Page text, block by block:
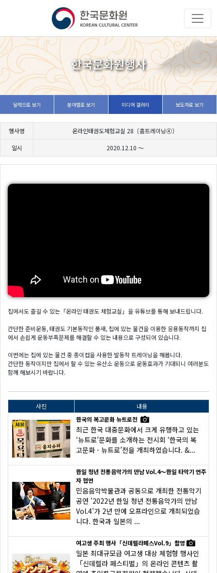
한국문화원행사
달력으로 보기 분야별로 보기 미디어 갤러리 보도자료 보기
행사명 온라인태권도체험교실 28〔홈트레이닝④〕
일시 2020.12.10 ～
집에서도 즐길 수 있는「온라인 태권도 체험교실」을 유튜브를 통해 보내드립니다.
간단한 준비운동, 태권도 기본동작인 품새, 집에 있는 물건을 이용한 응용동작까지 집
에서 손쉽게 운동부족문제를 해결할 수 있는 내용으로 구성되어 있습니다.
이번에는 집에 있는 물건 중 종이컵을 사용한 발동작 트레이닝을 해봅니다.
간단한 동작이지만 집에서 할 수 있는 유산소 운동으로 운동효과가 기대되니 여러분도
함께 해보시기 바랍니다.
사진
내용
한국의 복고문화 뉴트로전
최근 한국 대중문화에서 크게 유행하고 있는
‘뉴트로’문화를 소개하는 전시회 ‘한국의 복
고문화 - 뉴트로’전을 개최하였습니다. &...
한일 청년 전통음악가의 만남 Vol.4～한일 타악기 연주
자 협연
민음음악박물관과 공동으로 개최한 전통악기
공연 '2022년 한일 청년 전통음악가의 만남
Vol.4'가 2년 만에 오프라인으로 개최되었습
니다. 한국과 일본의 ...
여고생 주최 행사「신데렐라페스Vol.9」촬영
일본 최대규모급 여고생 대상 체험형 행사인
「신데렐라 페스티벌」의 온라인 콘텐츠 촬